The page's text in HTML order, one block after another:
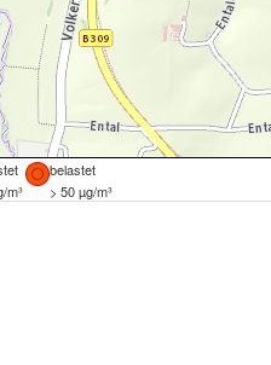
belastet
m³ > 50 µg/m³